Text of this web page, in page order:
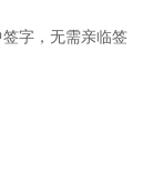
字，无需亲临签